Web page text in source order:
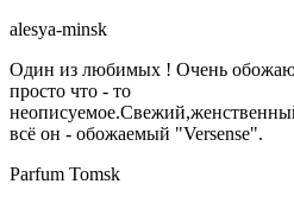
alesya-minsk
Один из любимых ! Очень
просто что - то
всё он - обожаемый "Versense".
Parfum Tomsk